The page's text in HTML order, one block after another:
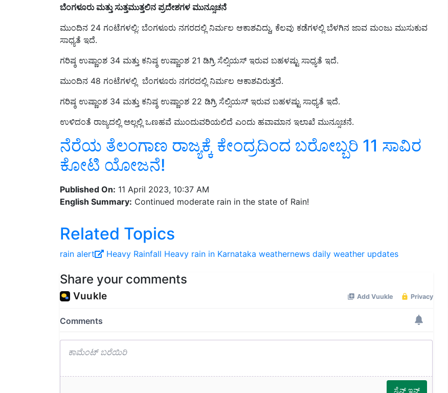
ಬೆಂಗಳೂರು ಮತ್ತು ಸುತ್ತಮುತ್ತಲಿನ ಪ್ರದೇಶಗಳ ಮುನ್ಸೂಚನೆ
ಮುಂದಿನ 24 ಗಂಟೆಗಳಲ್ಲಿ: ಬೆಂಗಳೂರು ನಗರದಲ್ಲಿ ನಿರ್ಮಲ ಆಕಾಶವಿದ್ದು, ಕೆಲವು ಕಡೆಗಳಲ್ಲಿ ಬೆಳಗಿನ ಜಾವ ಮಂಜು ಮುಸುಕುವ
ಸಾಧ್ಯತೆ ಇದೆ.
ಗರಿಷ್ಠ ಉಷ್ಣಾಂಶ 34 ಮತ್ತು ಕನಿಷ್ಠ ಉಷ್ಣಾಂಶ 21 ಡಿಗ್ರಿ ಸೆಲ್ಸಿಯಸ್‌ ಇರುವ ಬಹಳಷ್ಟು ಸಾಧ್ಯತೆ ಇದೆ.
ಮುಂದಿನ 48 ಗಂಟೆಗಳಲ್ಲಿ ಬೆಂಗಳೂರು ನಗರದಲ್ಲಿ ನಿರ್ಮಲ ಆಕಾಶವಿರುತ್ತದೆ.
ಗರಿಷ್ಠ ಉಷ್ಣಾಂಶ 34 ಮತ್ತು ಕನಿಷ್ಠ ಉಷ್ಣಾಂಶ 22 ಡಿಗ್ರಿ ಸೆಲ್ಸಿಯಸ್‌ ಇರುವ ಬಹಳಷ್ಟು ಸಾಧ್ಯತೆ ಇದೆ.
ಉಳಿದಂತೆ ರಾಜ್ಯದಲ್ಲಿ ಅಲ್ಲಲ್ಲಿ ಒಣಹವೆ ಮುಂದುವರಿಯಲಿದೆ ಎಂದು ಹವಾಮಾನ ಇಲಾಖೆ ಮುನ್ಸೂಚನೆ.
ನೆರೆಯ ತೆಲಂಗಾಣ ರಾಜ್ಯಕ್ಕೆ ಕೇಂದ್ರದಿಂದ ಬರೋಬ್ಬರಿ 11 ಸಾವಿರ
ಕೋಟಿ ಯೋಜನೆ!
Published On: 11 April 2023, 10:37 AM
English Summary: Continued moderate rain in the state of Rain!
Related Topics
rain alert Heavy Rainfall Heavy rain in Karnataka weathernews daily weather updates
Share your comments